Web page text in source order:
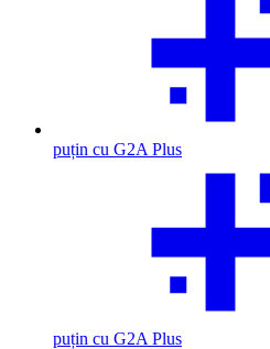
puțin cu G2A Plus
puțin cu G2A Plus